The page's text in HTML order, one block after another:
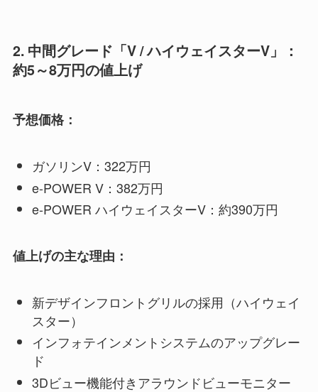
2. 中間グレード「V / ハイウェイスターV」：
約5～8万円の値上げ
予想価格：
ガソリンV：322万円
e-POWER V：382万円
e-POWER ハイウェイスターV：約390万円
値上げの主な理由：
新デザインフロントグリルの採用（ハイウェイ
スター）
インフォテインメントシステムのアップグレー
ド
3Dビュー機能付きアラウンドビューモニター